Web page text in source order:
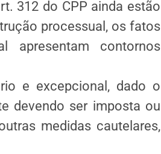
312 do CPP ainda estão
processual, os fatos
apresentam contornos
e excepcional, dado o
devendo ser imposta ou
medidas cautelares,